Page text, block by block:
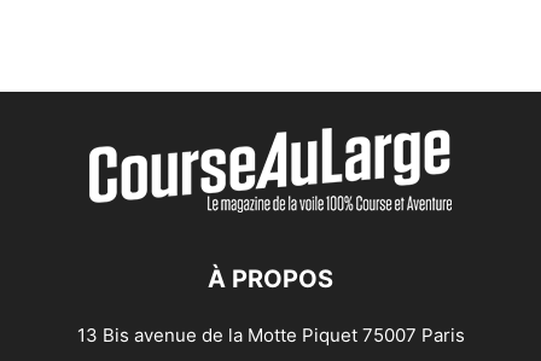
À PROPOS
13 Bis avenue de la Motte Piquet 75007 Paris